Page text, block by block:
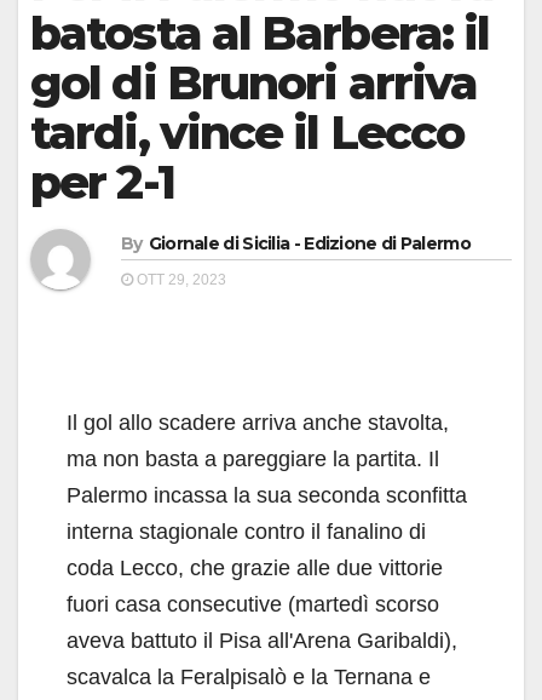
batosta al Barbera: il
gol di Brunori arriva
tardi, vince il Lecco
per 2-1
By Giornale di Sicilia - Edizione di Palermo
OTT 29, 2023
Il gol allo scadere arriva anche stavolta,
ma non basta a pareggiare la partita. Il
Palermo incassa la sua seconda sconfitta
interna stagionale contro il fanalino di
coda Lecco, che grazie alle due vittorie
fuori casa consecutive (martedì scorso
aveva battuto il Pisa all'Arena Garibaldi),
scavalca la Feralpisalò e la Ternana e